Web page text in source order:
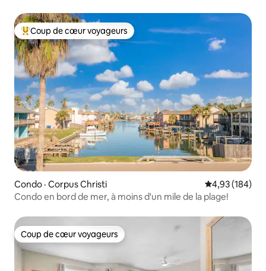
Coup de cœur voyageurs parmi les plus aimés
Coup de cœur voyageurs
Condo · Corpus Christi Note
4,93 (184)
Condo en bord de mer, à moins d'un mile de la plage!
Coup de cœur voyageurs
Coup de cœur voyageurs